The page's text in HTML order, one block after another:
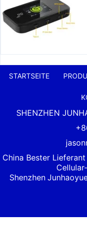
STARTSEITE
SHENZHEN
China Bester
Shenzhen